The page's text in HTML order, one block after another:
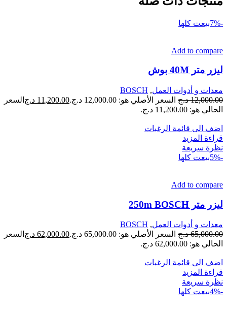
-7% بيعت كلها
Add to compare
ليزر متر 40M بوش
معدات و أدوات العمل,
BOSCH
12,000.00 د.ج السعر الأصلي هو: 12,000.00 د.ج. 11,200.00 د.ج السعر
الحالي هو: 11,200.00 د.ج.
اضف الى قائمة الرغبات
قراءة المزيد
نظرة سريعة
-5%
بيعت كلها
Add to compare
ليزر متر 250m BOSCH
معدات و أدوات العمل,
BOSCH
65,000.00 د.ج السعر الأصلي هو: 65,000.00 د.ج. 62,000.00 د.ج السعر
الحالي هو: 62,000.00 د.ج.
اضف الى قائمة الرغبات
قراءة المزيد
نظرة سريعة
-4%
بيعت كلها